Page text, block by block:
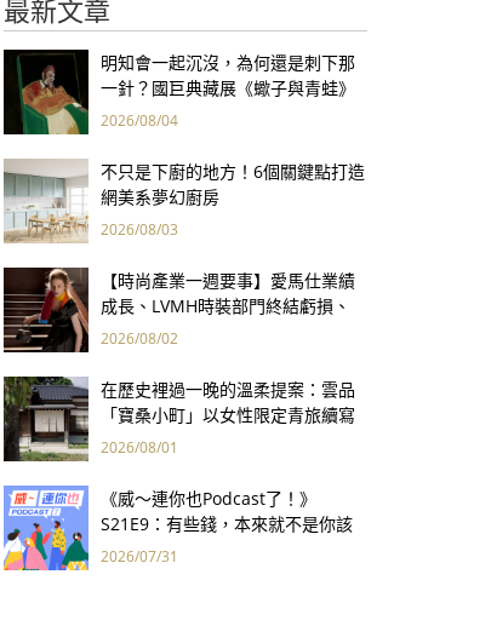
最新文章
明知會一起沉沒，為何還是刺下那
一針？國巨典藏展《蠍子與青蛙》
用66件名作拷問人性
2026/08/04
不只是下廚的地方！6個關鍵點打造
網美系夢幻廚房
2026/08/03
【時尚產業一週要事】愛馬仕業績
成長、LVMH時裝部門終結虧損、
Kering轉型策略初現成效、Prada
2026/08/02
在歷史裡過一晚的溫柔提案：雲品
「寶桑小町」以女性限定青旅續寫
台東老屋記憶
2026/08/01
《威～連你也Podcast了！》
S21E9：有些錢，本來就不是你該
賺的——讀《一個投機者的告白》
2026/07/31